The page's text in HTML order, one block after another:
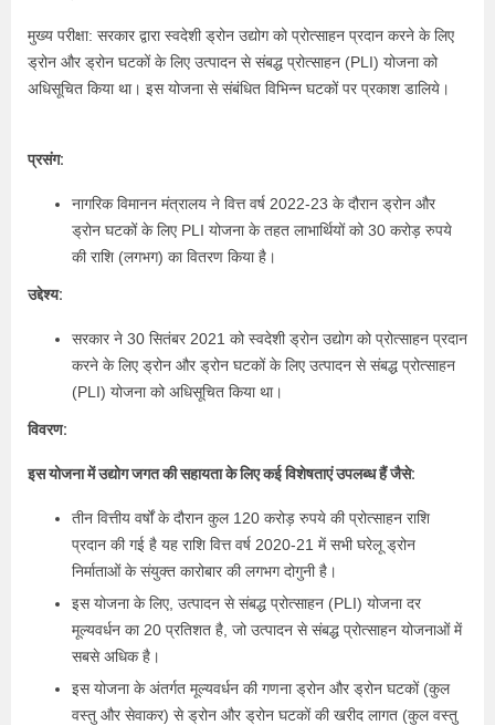
मुख्य परीक्षा: सरकार द्वारा स्वदेशी ड्रोन उद्योग को प्रोत्साहन प्रदान करने के लिए
ड्रोन और ड्रोन घटकों के लिए उत्पादन से संबद्ध प्रोत्साहन (PLI) योजना को
अधिसूचित किया था। इस योजना से संबंधित विभिन्न घटकों पर प्रकाश डालिये।
प्रसंग:
नागरिक विमानन मंत्रालय ने वित्त वर्ष 2022-23 के दौरान ड्रोन और
ड्रोन घटकों के लिए PLI योजना के तहत लाभार्थियों को 30 करोड़ रुपये
की राशि (लगभग) का वितरण किया है।
उद्देश्य:
सरकार ने 30 सितंबर 2021 को स्वदेशी ड्रोन उद्योग को प्रोत्साहन प्रदान
करने के लिए ड्रोन और ड्रोन घटकों के लिए उत्पादन से संबद्ध प्रोत्साहन
(PLI) योजना को अधिसूचित किया था।
विवरण:
इस योजना में उद्योग जगत की सहायता के लिए कई विशेषताएं उपलब्ध हैं जैसे:
तीन वित्तीय वर्षों के दौरान कुल 120 करोड़ रुपये की प्रोत्साहन राशि
प्रदान की गई है यह राशि वित्त वर्ष 2020-21 में सभी घरेलू ड्रोन
निर्माताओं के संयुक्त कारोबार की लगभग दोगुनी है।
इस योजना के लिए, उत्पादन से संबद्ध प्रोत्साहन (PLI) योजना दर
मूल्यवर्धन का 20 प्रतिशत है, जो उत्पादन से संबद्ध प्रोत्साहन योजनाओं में
सबसे अधिक है।
इस योजना के अंतर्गत मूल्यवर्धन की गणना ड्रोन और ड्रोन घटकों (कुल
वस्तु और सेवाकर) से ड्रोन और ड्रोन घटकों की खरीद लागत (कुल वस्तु